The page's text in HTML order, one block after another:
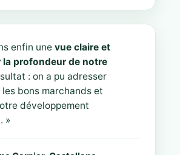
enfin une vue claire et
la profondeur de notre
: on a pu adresser
bons marchands et
développement
»